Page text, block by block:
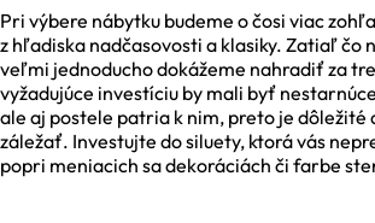
Pri výbere nábytku budeme o čosi viac
z hľadiska nadčasovosti a klasiky. Zatiaľ čo
veľmi jednoducho dokážeme nahradiť za
vyžadujúce investíciu by mali byť
ale aj postele patria k nim, preto je dôležité
záležať. Investujte do siluety, ktorá vás
popri meniacich sa dekoráciách či farbe